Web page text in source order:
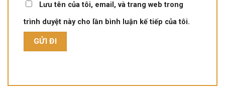
Lưu tên của tôi, email, và trang web trong
trình duyệt này cho lần bình luận kế tiếp của tôi.